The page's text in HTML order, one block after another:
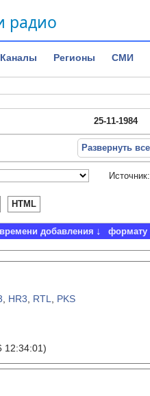
радио
Каналы Регионы СМИ
25-11-1984
Развернуть все
Источник:
HTML
времени добавления формату
HR3 RTL
PKS
12:34:01)